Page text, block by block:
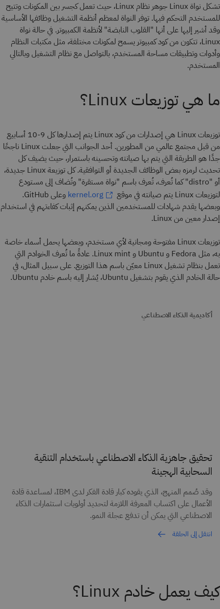
تشكل نواة Linux جوهر نظام Linux، حيث تعمل كجسر بين المكونات وتتيح
للمستخدم التحكم فيها. توفر النواة لمعظم أنظمة التشغيل وظائفها الأساسية
وقد أشير إليها على أنها "القلوب النابضة" لأنظمة الكمبيوتر. في حالة نواة
Linux، تتكون من كود كمبيوتر يسمح لمكونات مختلفة، مثل مكتبات النظام
وأدوات وتطبيقات مساحة المستخدم، بالتواصل مع نظام التشغيل وبالتالي
المستخدم.
ما هي توزيعات Linux؟
توزيعات Linux هي إصدارات من كود Linux يتم إصدارها كل 9-10 أسابيع
من قبل مجتمع عالمي من المطورين. أحد الجوانب التي جعلت Linux ناجحًا
جدًا هو الطريقة التي يتم بها صيانته وتحسينه باستمرار، حيث يضيف كل
تحديث لرمزه بعض الوظائف الجديدة أو التوافقية. كل توزيعة Linux جديدة،
أو "distro" كما تُعرف، تُعرف باسم "نواة مستقرة" وتُضاف إلى مستودع
لتوزيعات Linux يتم صيانته في موقع
kernel.org
وعلى GitHub.
وبعضها يقدم شهادات للمستخدمين الذين يمكنهم إثبات كفاءتهم في استخدام
إصدار معين من Linux.
توزيعات Linux مفتوحة ومجانية لأي مستخدم، وبعضها يحمل أسماء خاصة
به، مثل Fedora و Ubuntu و Linux mint. عادةً ما تُعرف الخوادم التي
تعمل بنظام تشغيل Linux معيّن باسم هذا التوزيع. على سبيل المثال، في
حالة الخادم الذي يقوم بتشغيل Ubuntu، يُشار إليه باسم خادم Ubuntu.
أكاديمية الذكاء الاصطناعي
تحقيق جاهزية الذكاء الاصطناعي باستخدام التنقية
السحابية الهجينة
وقد صُمم المنهج، الذي يقوده كبار قادة الفكر لدى IBM، لمساعدة قادة
الأعمال على اكتساب المعرفة اللازمة لتحديد أولويات استثمارات الذكاء
الاصطناعي التي يمكن أن تدفع عجلة النمو.
انتقل إلى الحلقة
كيف يعمل خادم Linux؟